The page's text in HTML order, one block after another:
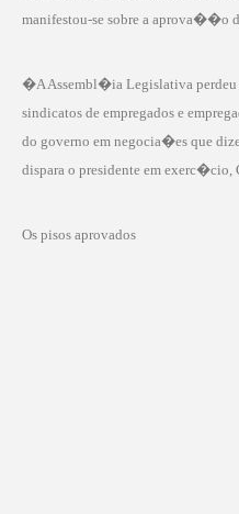
manifestou-se sobre a aprova��o
�A Assembl�ia Legislativa perdeu
sindicatos de empregados e
do governo em negocia�es que
dispara o presidente em
Os pisos aprovados